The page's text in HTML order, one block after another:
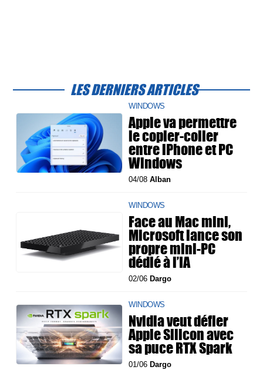
LES DERNIERS ARTICLES
WINDOWS
Apple va permettre
le copier-coller
entre iPhone et PC
Windows
04/08Alban
WINDOWS
Face au Mac mini,
Microsoft lance son
propre mini-PC
dédié à l’IA
02/06 Dargo
WINDOWS
Nvidia veut défier
Apple Silicon avec
sa puce RTX Spark
01/06 Dargo